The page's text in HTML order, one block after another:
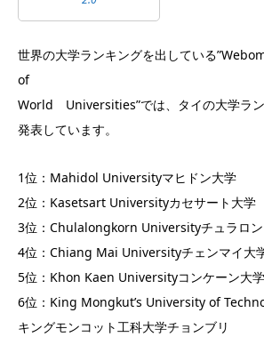
世界の大学ランキングを出している
of
World Universities”では、タイの大学ラ
発表しています。
1位：Mahidol Universityマヒドン大学
2位：Kasetsart Universityカセサート大学
3位：Chulalongkorn Universityチュラロ
4位：Chiang Mai Universityチェンマイ大
5位：Khon Kaen Universityコンケーン大学
6位：King Mongkut’s University of
キングモンコット工科大学チョンブリ